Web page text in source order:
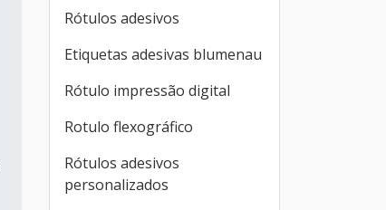
Rótulos adesivos
Etiquetas adesivas blumenau
Rótulo impressão digital
Rotulo flexográfico
Rótulos adesivos
personalizados